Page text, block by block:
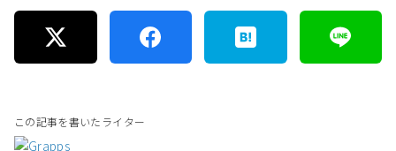
この記事を書いたライター